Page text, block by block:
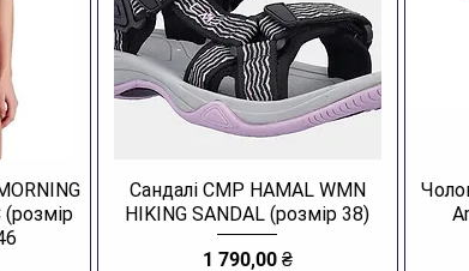
(розмір
Сандалі CMP HAMAL WMN
HIKING SANDAL (розмір 38)
Ціна
1 790,00 ₴